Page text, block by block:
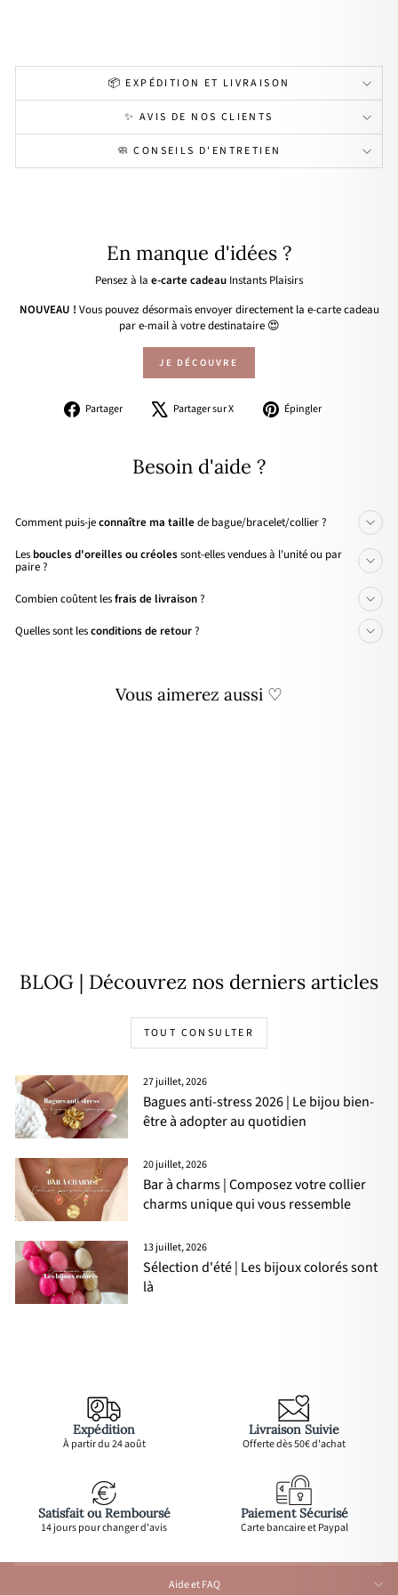
📦 EXPÉDITION ET LIVRAISON
✨ AVIS DE NOS CLIENTS
🧼 CONSEILS D'ENTRETIEN
En manque d'idées ?
Pensez à la e-carte cadeau Instants Plaisirs
NOUVEAU ! Vous pouvez désormais envoyer directement la e-carte cadeau
par e-mail à votre destinataire 😍
JE DÉCOUVRE
Partager
PartagerPartager sur X
Tweeter Épingler
Besoin d'aide ?
Comment puis-jeconnaître ma taille de bague/bracelet/collier ?
Les boucles d'oreilles ou créolessont-elles vendues à l'unité ou par
paire ?
Combien coûtent lesfrais de livraison?
Quelles sont lesconditions de retour?
Vous aimerez aussi ♡
BLOG | Découvrez nos derniers articles
TOUT CONSULTER
27 juillet, 2026
Bagues anti-stress 2026 | Le bijou bien-
être à adopter au quotidien
20 juillet, 2026
Bar à charms | Composez votre collier
charms unique qui vous ressemble
13 juillet, 2026
Sélection d'été | Les bijoux colorés sont
là
Expédition
À partir du 24 août
Livraison Suivie
Offerte dès 50€ d'achat
Satisfait ou Remboursé
14 jours pour changer d'avis
Paiement Sécurisé
Carte bancaire et Paypal
Aide et FAQ